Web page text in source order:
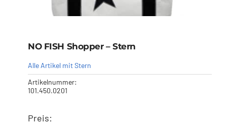
NO FISH Shopper – Stern
Alle Artikel mit Stern
Artikelnummer:
101.450.0201
Preis: